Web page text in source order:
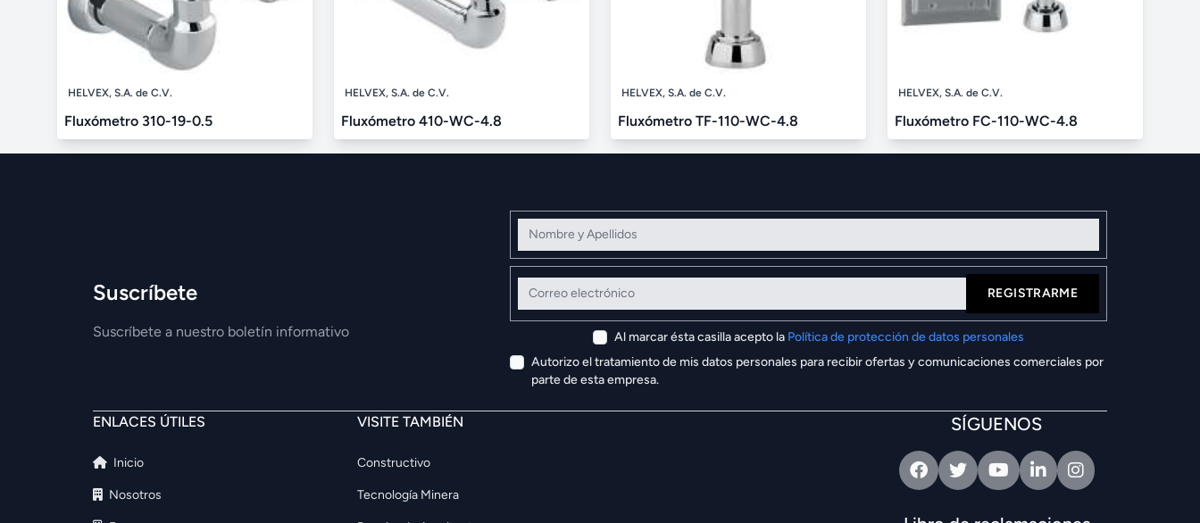
HELVEX, S.A. de C.V.
Fluxómetro 310-19-0.5
HELVEX, S.A. de C.V.
Fluxómetro 410-WC-4.8
HELVEX, S.A. de C.V.
Fluxómetro TF-110-WC-4.8
HELVEX, S.A. de C.V.
Fluxómetro FC-110-WC-4.8
Suscríbete
Suscríbete a nuestro boletín informativo
Nombre y Apellidos
Correo electrónico
REGISTRARME
Al marcar ésta casilla acepto la Política de protección de datos personales
Autorizo el tratamiento de mis datos personales para recibir ofertas y comunicaciones comerciales por
parte de esta empresa.
ENLACES ÚTILES
Inicio
Nosotros
VISITE TAMBIÉN
Constructivo
Tecnología Minera
SÍGUENOS
FacebookTwitterYoutubeLinkedinIntagram